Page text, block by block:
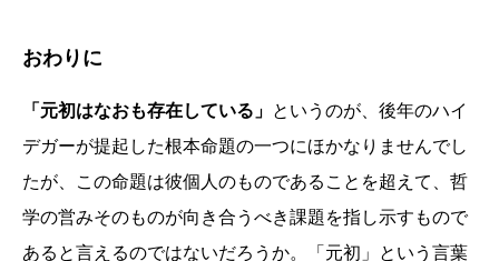
おわりに
「元初はなおも存在している」 というのが、後年のハイ
デガーが提起した根本命題の一つにほかなりませんでし
たが、この命題は彼個人のものであることを超えて、哲
学の営みそのものが向き合うべき課題を指し示すもので
あると言えるのではないだろうか。「元初」という言葉